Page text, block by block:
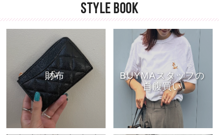
STYLE BOOK
財布
BUYMAスタッフの
自腹買い